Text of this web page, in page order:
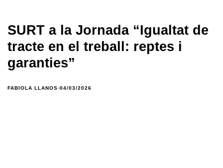
SURT a la Jornada “Igualtat de
tracte en el treball: reptes i
garanties”
FABIOLA LLANOS 04/03/2026